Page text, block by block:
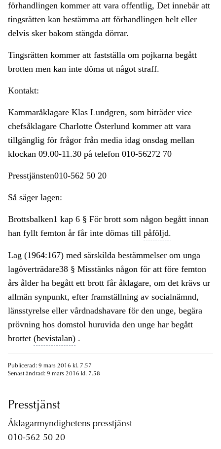
förhandlingen kommer att vara offentlig, Det innebär att
tingsrätten kan bestämma att förhandlingen helt eller
delvis sker bakom stängda dörrar.
Tingsrätten kommer att fastställa om pojkarna begått
brotten men kan inte döma ut något straff.
Kontakt:
Kammaråklagare Klas Lundgren, som biträder vice
chefsåklagare Charlotte Österlund kommer att vara
tillgänglig för frågor från media idag onsdag mellan
klockan 09.00-11.30 på telefon 010-56272 70
Presstjänsten010-562 50 20
Så säger lagen:
Brottsbalken1 kap 6 § För brott som någon begått innan
han fyllt femton år får inte dömas till påföljd.
Lag (1964:167) med särskilda bestämmelser om unga
lagöverträdare38 § Misstänks någon för att före femton
års ålder ha begått ett brott får åklagare, om det krävs ur
allmän synpunkt, efter framställning av socialnämnd,
länsstyrelse eller vårdnadshavare för den unge, begära
prövning hos domstol huruvida den unge har begått
brottet (bevistalan) .
Publicerad: 9 mars 2016 kl. 7.57
Senast ändrad: 9 mars 2016 kl. 7.58
Presstjänst
Åklagarmyndighetens presstjänst
010-562 50 20